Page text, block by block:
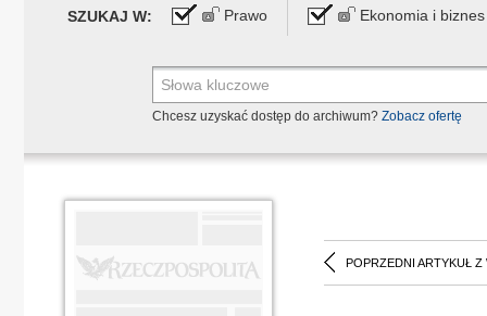
SZUKAJ W: Prawo Ekonomia i biznes
Chcesz uzyskać dostęp do archiwum? Zobacz ofertę
POPRZEDNI ARTYKUŁ Z